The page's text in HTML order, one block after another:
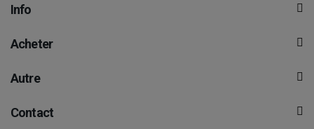
Info
Acheter
Autre
Contact